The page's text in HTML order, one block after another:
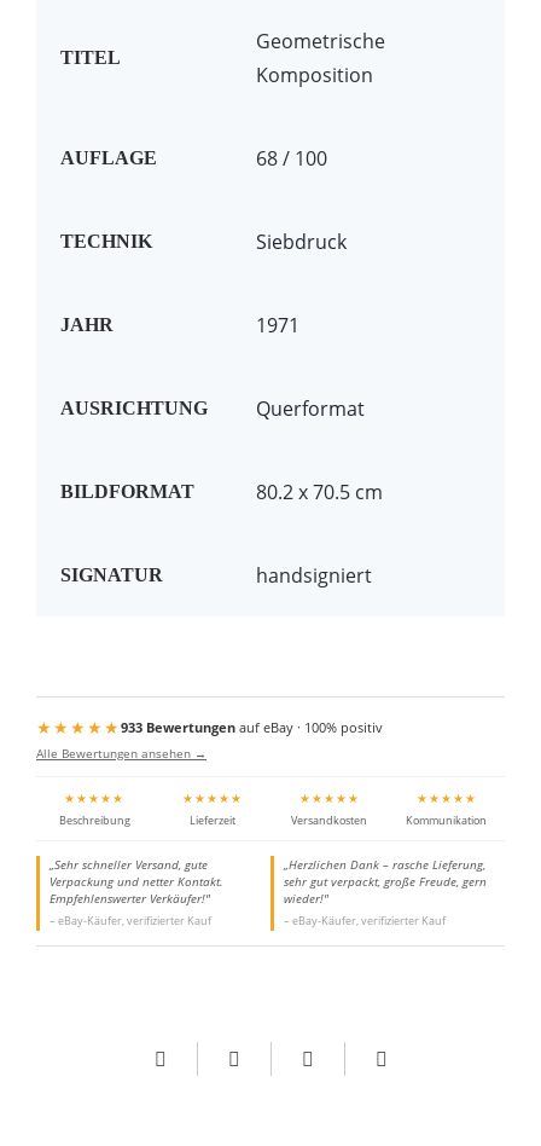
TITEL
Geometrische
Komposition
AUFLAGE 68 / 100
TECHNIK Siebdruck
JAHR 1971
AUSRICHTUNG Querformat
BILDFORMAT 80.2 x 70.5 cm
SIGNATUR handsigniert
★★★★★933 Bewertungenauf eBay · 100% positiv
Alle Bewertungen ansehen →
★★★★★
Beschreibung
★★★★★
Lieferzeit
★★★★★
Versandkosten
★★★★★
Kommunikation
„Sehr schneller Versand, gute
Verpackung und netter Kontakt.
Empfehlenswerter Verkäufer!"
– eBay-Käufer, verifizierter Kauf
„Herzlichen Dank – rasche Lieferung,
sehr gut verpackt, große Freude, gern
wieder!"
– eBay-Käufer, verifizierter Kauf